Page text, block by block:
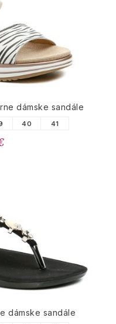
dámske sandále
40 41
dámske sandále